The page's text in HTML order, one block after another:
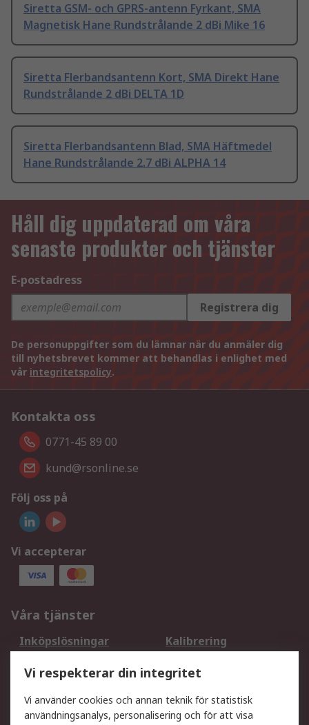
Siretta GSM- och GPRS-antenn Fyrkant, SMA
Magnetisk Hane Rundstrålande 2 dBi Mike 16
Siretta Flerbandsantenn Kort, SMA Direkt Hane
Rundstrålande 2 dBi DELTA 1D
Siretta Flerbandsantenn Blad, SMA Häftmedel
Hane Rundstrålande 2.7 dBi ALPHA 14
Håll dig uppdaterad om våra
senaste produkter och tjänster
E-postadress
Registrera dig
De personuppgifter som du lämnar när du anmäler dig
till nyhetsbrevet kommer att behandlas i enlighet med
vår integritetspolicy.
Kontakta oss
0771-45 89 00
kund@rsonline.se
Följ oss på
Vi accepterar
Våra tjänster
Inköpslösningar
Kalibrering
DesignSpark
Teknisk Support
Ditt lokala säljteam
Exportlösningar
Vi respekterar din integritet
Vi använder cookies och annan teknik för statistisk
användningsanalys, personalisering och för att visa